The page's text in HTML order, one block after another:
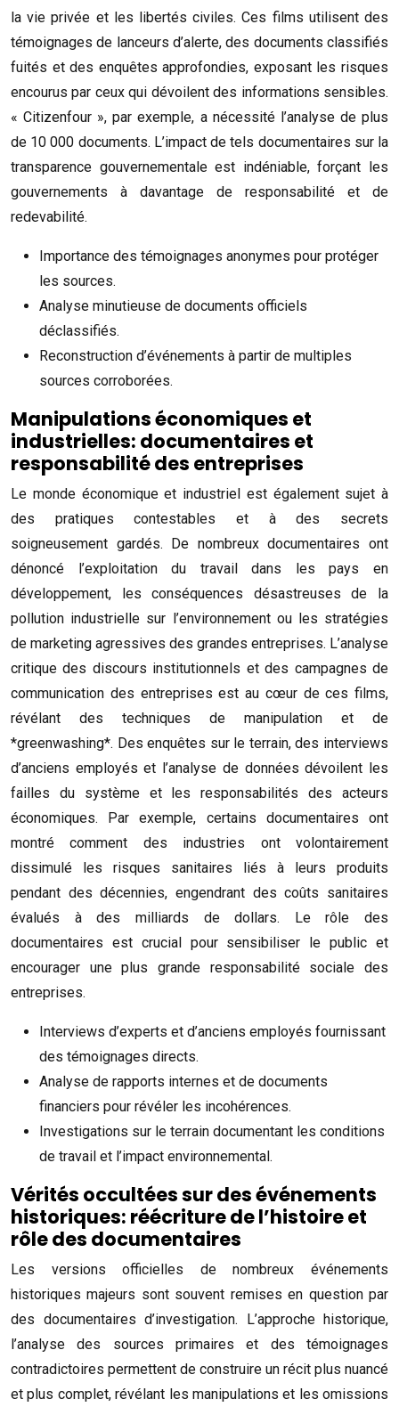
la vie privée et les libertés civiles. Ces films utilisent des
témoignages de lanceurs d’alerte, des documents classifiés
fuités et des enquêtes approfondies, exposant les risques
encourus par ceux qui dévoilent des informations sensibles.
« Citizenfour », par exemple, a nécessité l’analyse de plus
de 10 000 documents. L’impact de tels documentaires sur la
transparence gouvernementale est indéniable, forçant les
gouvernements à davantage de responsabilité et de
redevabilité.
Importance des témoignages anonymes pour protéger
les sources.
Analyse minutieuse de documents officiels
déclassifiés.
Reconstruction d’événements à partir de multiples
sources corroborées.
Manipulations économiques et
industrielles: documentaires et
responsabilité des entreprises
Le monde économique et industriel est également sujet à
des pratiques contestables et à des secrets
soigneusement gardés. De nombreux documentaires ont
dénoncé l’exploitation du travail dans les pays en
développement, les conséquences désastreuses de la
pollution industrielle sur l’environnement ou les stratégies
de marketing agressives des grandes entreprises. L’analyse
critique des discours institutionnels et des campagnes de
communication des entreprises est au cœur de ces films,
révélant des techniques de manipulation et de
*greenwashing*. Des enquêtes sur le terrain, des interviews
d’anciens employés et l’analyse de données dévoilent les
failles du système et les responsabilités des acteurs
économiques. Par exemple, certains documentaires ont
montré comment des industries ont volontairement
dissimulé les risques sanitaires liés à leurs produits
pendant des décennies, engendrant des coûts sanitaires
évalués à des milliards de dollars. Le rôle des
documentaires est crucial pour sensibiliser le public et
encourager une plus grande responsabilité sociale des
entreprises.
Interviews d’experts et d’anciens employés fournissant
des témoignages directs.
Analyse de rapports internes et de documents
financiers pour révéler les incohérences.
Investigations sur le terrain documentant les conditions
de travail et l’impact environnemental.
Vérités occultées sur des événements
historiques: réécriture de l’histoire et
rôle des documentaires
Les versions officielles de nombreux événements
historiques majeurs sont souvent remises en question par
des documentaires d’investigation. L’approche historique,
l’analyse des sources primaires et des témoignages
contradictoires permettent de construire un récit plus nuancé
et plus complet, révélant les manipulations et les omissions